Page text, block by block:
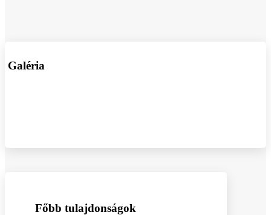
Galéria
Főbb tulajdonságok